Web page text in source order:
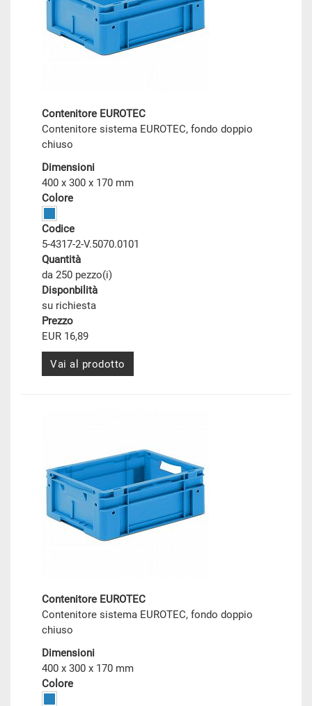
Contenitore EUROTEC
Contenitore sistema EUROTEC, fondo doppio
chiuso
Dimensioni
400 x 300 x 170 mm
Colore
Codice
5-4317-2-V.5070.0101
Quantità
da 250 pezzo(i)
Disponbilità
su richiesta
Prezzo
EUR 16,89
Vai al prodotto
Contenitore EUROTEC
Contenitore sistema EUROTEC, fondo doppio
chiuso
Dimensioni
400 x 300 x 170 mm
Colore